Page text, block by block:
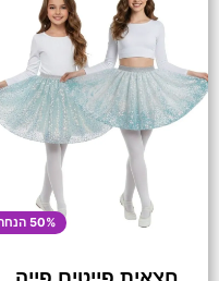
50% הנחה